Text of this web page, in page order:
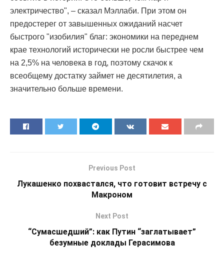
электричество", – сказал Мэллаби. При этом он
предостерег от завышенных ожиданий насчет
быстрого "изобилия" благ: экономики на переднем
крае технологий исторически не росли быстрее чем
на 2,5% на человека в год, поэтому скачок к
всеобщему достатку займет не десятилетия, а
значительно больше времени.
Previous Post
Лукашенко похвастался, что готовит встречу с
Макроном
Next Post
“Сумасшедший”: как Путин “заглатывает”
безумные доклады Герасимова